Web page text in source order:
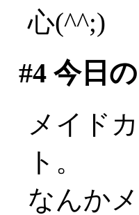
心(^^;)
#4今日
メイド
ト。
なんか